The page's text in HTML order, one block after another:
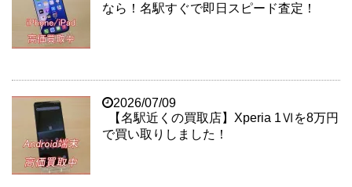
なら！名駅すぐで即日スピード査定！
2026/07/09
【名駅近くの買取店】Xperia 1Ⅵを8万円
で買い取りしました！